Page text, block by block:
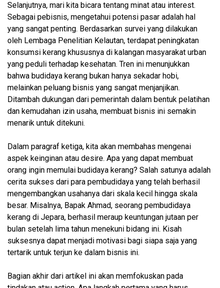
Selanjutnya, mari kita bicara tentang minat atau interest.
Sebagai pebisnis, mengetahui potensi pasar adalah hal
yang sangat penting. Berdasarkan survei yang dilakukan
oleh Lembaga Penelitian Kelautan, terdapat peningkatan
konsumsi kerang khususnya di kalangan masyarakat urban
yang peduli terhadap kesehatan. Tren ini menunjukkan
bahwa budidaya kerang bukan hanya sekadar hobi,
melainkan peluang bisnis yang sangat menjanjikan.
Ditambah dukungan dari pemerintah dalam bentuk pelatihan
dan kemudahan izin usaha, membuat bisnis ini semakin
menarik untuk ditekuni.
Dalam paragraf ketiga, kita akan membahas mengenai
aspek keinginan atau desire. Apa yang dapat membuat
orang ingin memulai budidaya kerang? Salah satunya adalah
cerita sukses dari para pembudidaya yang telah berhasil
mengembangkan usahanya dari skala kecil hingga skala
besar. Misalnya, Bapak Ahmad, seorang pembudidaya
kerang di Jepara, berhasil meraup keuntungan jutaan per
bulan setelah lima tahun menekuni bidang ini. Kisah
suksesnya dapat menjadi motivasi bagi siapa saja yang
tertarik untuk terjun ke dalam bisnis ini.
Bagian akhir dari artikel ini akan memfokuskan pada